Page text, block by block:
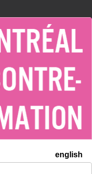
english